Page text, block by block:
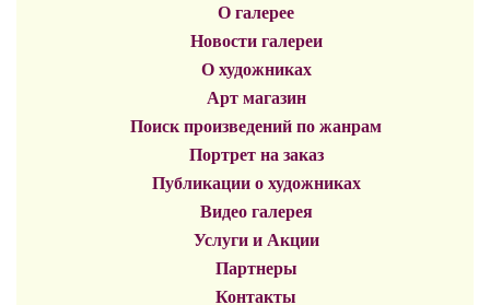
О галерее
Новости галереи
О художниках
Арт магазин
Поиск произведений по жанрам
Портрет на заказ
Публикации о художниках
Видео галерея
Услуги и Акции
Партнеры
Контакты